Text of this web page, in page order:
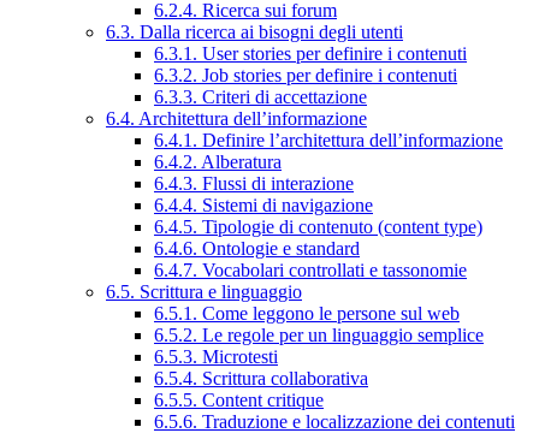
6.2.4. Ricerca sui forum
6.3. Dalla ricerca ai bisogni degli utenti
6.3.1. User stories per definire i contenuti
6.3.2. Job stories per definire i contenuti
6.3.3. Criteri di accettazione
6.4. Architettura dell’informazione
6.4.1. Definire l’architettura dell’informazione
6.4.2. Alberatura
6.4.3. Flussi di interazione
6.4.4. Sistemi di navigazione
6.4.5. Tipologie di contenuto (content type)
6.4.6. Ontologie e standard
6.4.7. Vocabolari controllati e tassonomie
6.5. Scrittura e linguaggio
6.5.1. Come leggono le persone sul web
6.5.2. Le regole per un linguaggio semplice
6.5.3. Microtesti
6.5.4. Scrittura collaborativa
6.5.5. Content critique
6.5.6. Traduzione e localizzazione dei contenuti